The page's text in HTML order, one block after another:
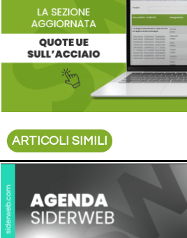
ARTICOLI SIMILI